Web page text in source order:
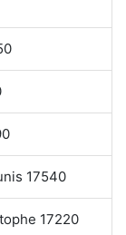
17540
17220